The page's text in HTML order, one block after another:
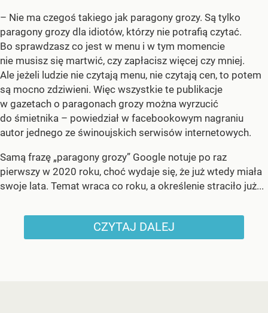
– Nie ma czegoś takiego jak paragony grozy. Są tylko
paragony grozy dla idiotów, którzy nie potrafią czytać.
Bo sprawdzasz co jest w menu i w tym momencie
nie musisz się martwić, czy zapłacisz więcej czy mniej.
Ale jeżeli ludzie nie czytają menu, nie czytają cen, to potem
są mocno zdziwieni. Więc wszystkie te publikacje
w gazetach o paragonach grozy można wyrzucić
do śmietnika – powiedział w facebookowym nagraniu
autor jednego ze świnoujskich serwisów internetowych.
Samą frazę „paragony grozy” Google notuje po raz
pierwszy w 2020 roku, choć wydaje się, że już wtedy miała
swoje lata. Temat wraca co roku, a określenie straciło już...
CZYTAJ DALEJ